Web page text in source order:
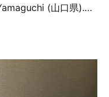
(山口県).
d'entre nous qui